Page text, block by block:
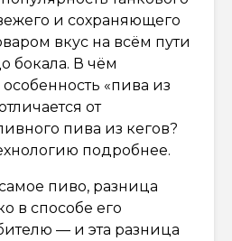
и сохраняющего
вкус на всём пути
бокала. В чём
«пива из
от
пива из кегов?
подробнее.
пиво, разница
в способе его
— и эта разница